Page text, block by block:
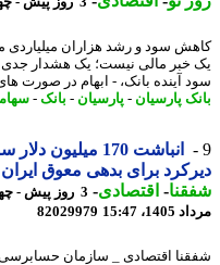
سود و رشد هزاران میلیاردی
مالی نیست؛ یک هشدار جدی
آینده بانک، - ابهام در صورت های
پارسیان-پارسیان-بانک -
انباشت 170 میلیون دلار
برای بدهی معوق ایران ایر
-اقتصادی-
15:47
82029979